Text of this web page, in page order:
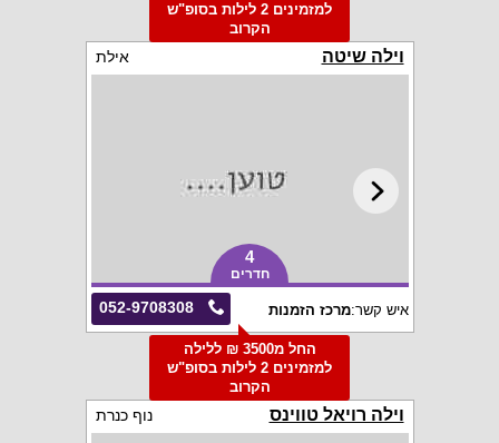
למזמינים 2 לילות בסופ"ש
הקרוב
וילה שיטה אילת
4
חדרים
052-9708308 איש קשר:מרכז הזמנות
החל מ3500 ₪ ללילה
למזמינים 2 לילות בסופ"ש
הקרוב
וילה רויאל טווינס נוף כנרת